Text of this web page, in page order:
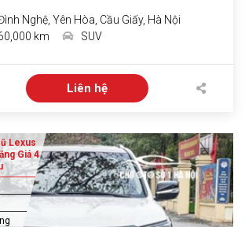
Nghệ, Yên Hòa, Cầu Giấy, Hà Nội
km SUV
Liên hệ
Lexus
Giá 4